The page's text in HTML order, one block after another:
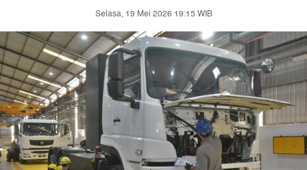
Selasa, 19 Mei 2026 19:15 WIB